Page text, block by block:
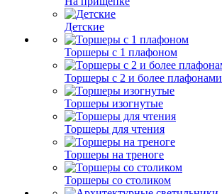
Детские
Торшеры с 1 плафоном
Торшеры с 2 и более плафонами
Торшеры изогнутые
Торшеры для чтения
Торшеры на треноге
Торшеры со столиком